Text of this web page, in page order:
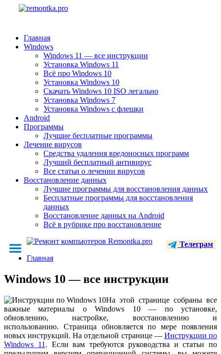
Главная
Windows
Windows 11 — все инструкции
Установка Windows 11
Всё про Windows 10
Установка Windows 10
Скачать Windows 10 ISO легально
Установка Windows 7
Установка Windows с флешки
Android
Программы
Лучшие бесплатные программы
Лечение вирусов
Средства удаления вредоносных программ
Лучший бесплатный антивирус
Все статьи о лечении вирусов
Восстановление данных
Лучшие программы для восстановления данных
Бесплатные программы для восстановления
данных
Восстановление данных на Android
Всё в рубрике про восстановление
Телеграм
Главная
Windows 10 — все инструкции
На этой странице собраны все
важные материалы о Windows 10 — по установке,
обновлению, настройке, восстановлению и
использованию. Страница обновляется по мере появления
новых инструкций. На отдельной странице — Инструкции по
Windows 11 . Если вам требуются руководства и статьи по